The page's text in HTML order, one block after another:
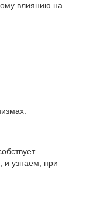
влиянию на
и узнаем, при